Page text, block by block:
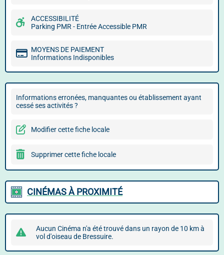
ACCESSIBILITÉ
Parking PMR - Entrée Accessible PMR
MOYENS DE PAIEMENT
Informations Indisponibles
Informations erronées, manquantes ou établissement ayant
cessé ses activités ?
Modifier cette fiche locale
Supprimer cette fiche locale
CINÉMAS À PROXIMITÉ
Aucun Cinéma n'a été trouvé dans un rayon de 10 km à
vol d'oiseau de Bressuire.